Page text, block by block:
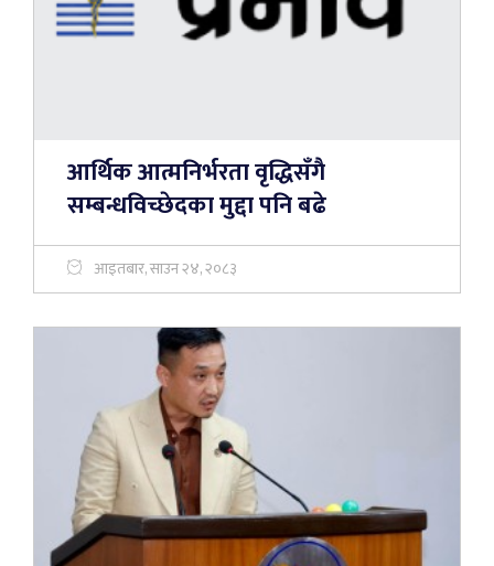
आर्थिक आत्मनिर्भरता वृद्धिसँगै
सम्बन्धविच्छेदका मुद्दा पनि बढे
आइतबार, साउन २४, २०८३